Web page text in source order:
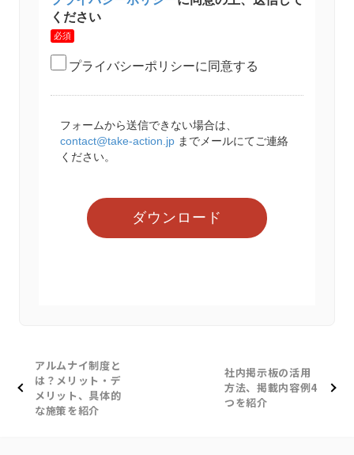
アルムナイ制度と
は？メリット・デ
メリット、具体的
な施策を紹介
社内掲示板の活用
方法、掲載内容例4
つを紹介